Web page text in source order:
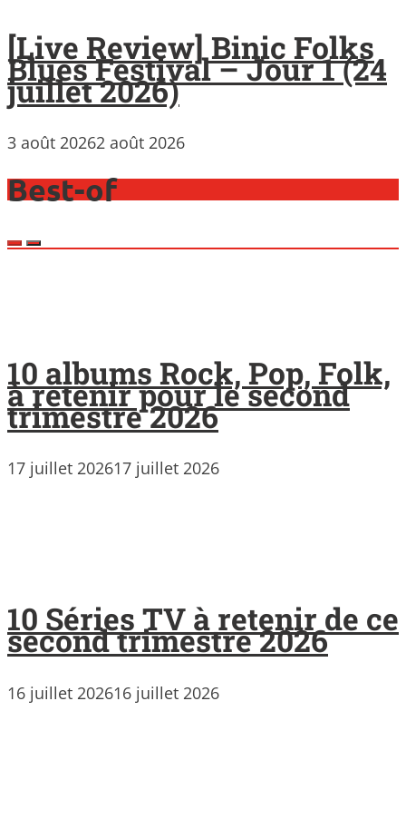
[Live Review] Binic Folks
Blues Festival – Jour 1 (24
juillet 2026)
3 août 20262 août 2026
Best-of
10 albums Rock, Pop, Folk,
à retenir pour le second
trimestre 2026
17 juillet 202617 juillet 2026
10 Séries TV à retenir de ce
second trimestre 2026
16 juillet 202616 juillet 2026